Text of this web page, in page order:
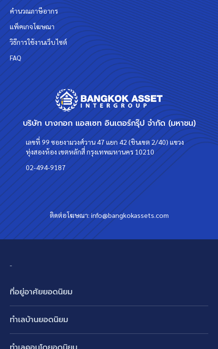
บริษัท บางกอก แอสเซท อินเตอร์กรุ๊ป จำกัด (มหาชน)
เลขที่ 99 ซอยงามวงศ์วาน 47 แยก 42 (ชินเขต 2/40) แขวง
ทุ่งสองห้อง เขตหลักสี่ กรุงเทพมหานคร 10210
02-494-9187
ติดต่อโฆษณา:info@bangkokassets.com
คำนวณภาษีอากร
แพ็คเกจโฆษณา
วิธีการใช้งานเว็บไซต์
FAQ
-
ที่อยู่อาศัยยอดนิยม
ทาวน์เฮ้าส์ ทาวน์โฮม
ทำเลบ้านยอดนิยม